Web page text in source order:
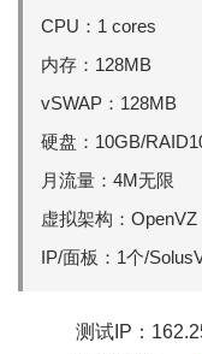
CPU：1 cores
内存：128MB
vSWAP：128MB
硬盘：10GB/
月流量：4M无限
虚拟架构：OpenVZ
IP/面板：1个/
测试IP：